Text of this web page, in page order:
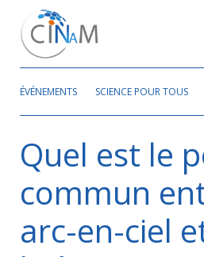
ÉVÉNEMENTS SCIENCE POUR TOUS
Quel est le
commun
arc-en-ciel